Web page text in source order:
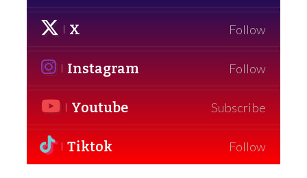
X Follow
Instagram Follow
Youtube Subscribe
Tiktok Follow